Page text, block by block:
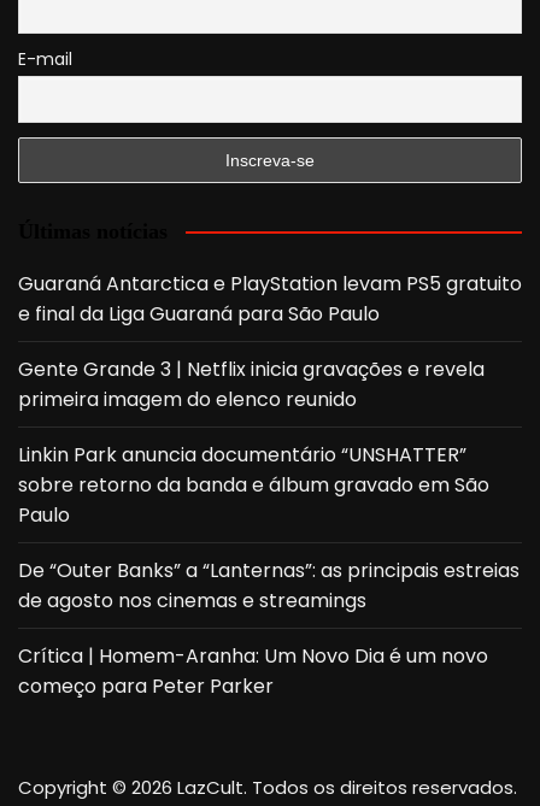
E-mail
Guaraná Antarctica e PlayStation levam PS5 gratuito
e final da Liga Guaraná para São Paulo
Gente Grande 3 | Netflix inicia gravações e revela
primeira imagem do elenco reunido
Linkin Park anuncia documentário “UNSHATTER”
sobre retorno da banda e álbum gravado em São
Paulo
De “Outer Banks” a “Lanternas”: as principais estreias
de agosto nos cinemas e streamings
Crítica | Homem-Aranha: Um Novo Dia é um novo
começo para Peter Parker
Copyright © 2026 LazCult. Todos os direitos reservados.